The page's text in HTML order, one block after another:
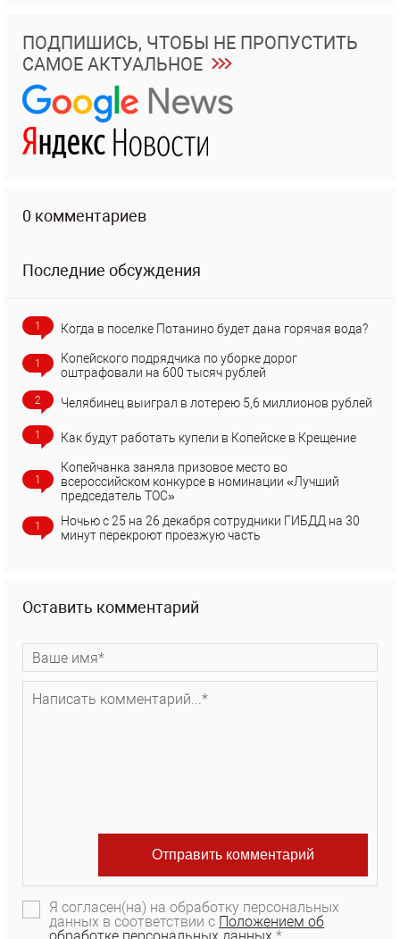
ПОДПИШИСЬ, ЧТОБЫ НЕ ПРОПУСТИТЬ
САМОЕ АКТУАЛЬНОЕ
0 комментариев
Последние обсуждения
1 Когда в поселке Потанино будет дана горячая вода?
1
Копейского подрядчика по уборке дорог
оштрафовали на 600 тысяч рублей
2 Челябинец выиграл в лотерею 5,6 миллионов рублей
1 Как будут работать купели в Копейске в Крещение
1
Копейчанка заняла призовое место во
всероссийском конкурсе в номинации «Лучший
председатель ТОС»
1
Ночью с 25 на 26 декабря сотрудники ГИБДД на 30
минут перекроют проезжую часть
Оставить комментарий
Я согласен(на) на обработку персональных
данных в соответствии с Положением об